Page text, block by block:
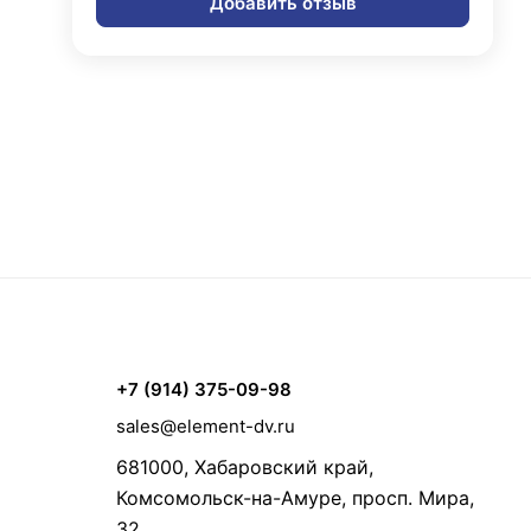
+7 (914) 375-09-98
sales@element-dv.ru
681000, Хабаровский край,
Комсомольск-на-Амуре, просп. Мира,